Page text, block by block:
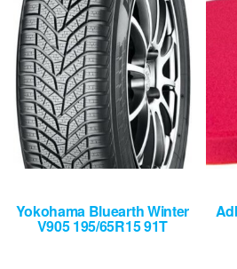
Yokohama Bluearth Winter
V905 195/65R15 91T